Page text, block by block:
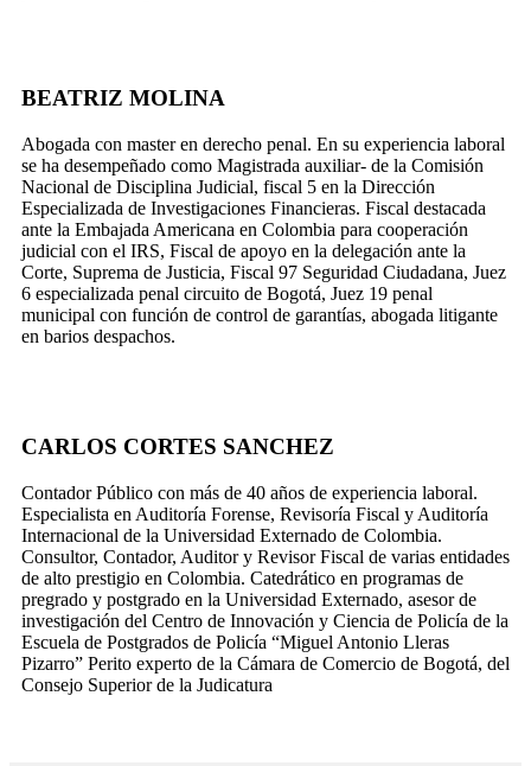
BEATRIZ MOLINA
Abogada con master en derecho penal. En su experiencia laboral
se ha desempeñado como Magistrada auxiliar- de la Comisión
Nacional de Disciplina Judicial, fiscal 5 en la Dirección
Especializada de Investigaciones Financieras. Fiscal destacada
ante la Embajada Americana en Colombia para cooperación
judicial con el IRS, Fiscal de apoyo en la delegación ante la
Corte, Suprema de Justicia, Fiscal 97 Seguridad Ciudadana, Juez
6 especializada penal circuito de Bogotá, Juez 19 penal
municipal con función de control de garantías, abogada litigante
en barios despachos.
CARLOS CORTES SANCHEZ
Contador Público con más de 40 años de experiencia laboral.
Especialista en Auditoría Forense, Revisoría Fiscal y Auditoría
Internacional de la Universidad Externado de Colombia.
Consultor, Contador, Auditor y Revisor Fiscal de varias entidades
de alto prestigio en Colombia. Catedrático en programas de
pregrado y postgrado en la Universidad Externado, asesor de
investigación del Centro de Innovación y Ciencia de Policía de la
Escuela de Postgrados de Policía “Miguel Antonio Lleras
Pizarro” Perito experto de la Cámara de Comercio de Bogotá, del
Consejo Superior de la Judicatura